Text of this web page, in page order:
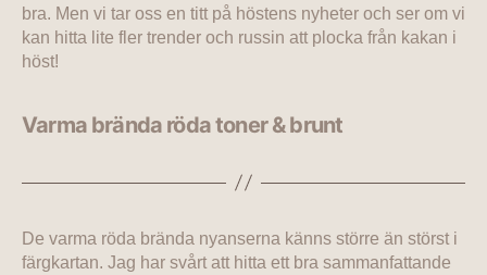
bra. Men vi tar oss en titt på höstens nyheter och ser om vi
kan hitta lite fler trender och russin att plocka från kakan i
höst!
Varma brända röda toner & brunt
De varma röda brända nyanserna känns större än störst i
färgkartan. Jag har svårt att hitta ett bra sammanfattande